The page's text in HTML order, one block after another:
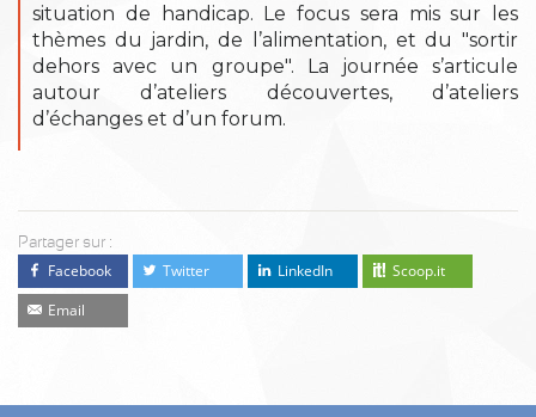
situation de handicap. Le focus sera mis sur les
thèmes du jardin, de l’alimentation, et du "sortir
dehors avec un groupe". La journée s’articule
autour d’ateliers découvertes, d’ateliers
d’échanges et d’un forum.
Partager sur :
Facebook Twitter LinkedIn
Scoop.it
Email